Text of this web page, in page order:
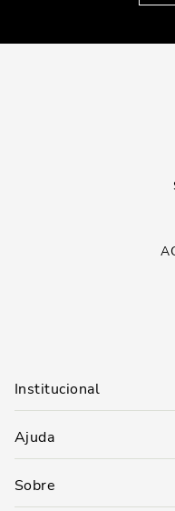
Institucional
Ajuda
Sobre